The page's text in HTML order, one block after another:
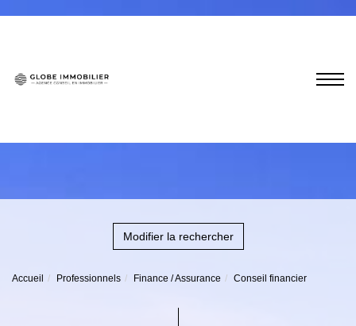
Modifier la rechercher
Accueil Professionnels Finance / Assurance Conseil financier